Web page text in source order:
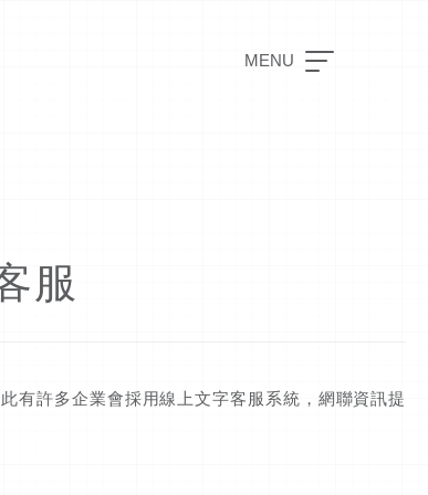
MENU
服
有許多企業會採用線上文字客服系統，網聯資訊提